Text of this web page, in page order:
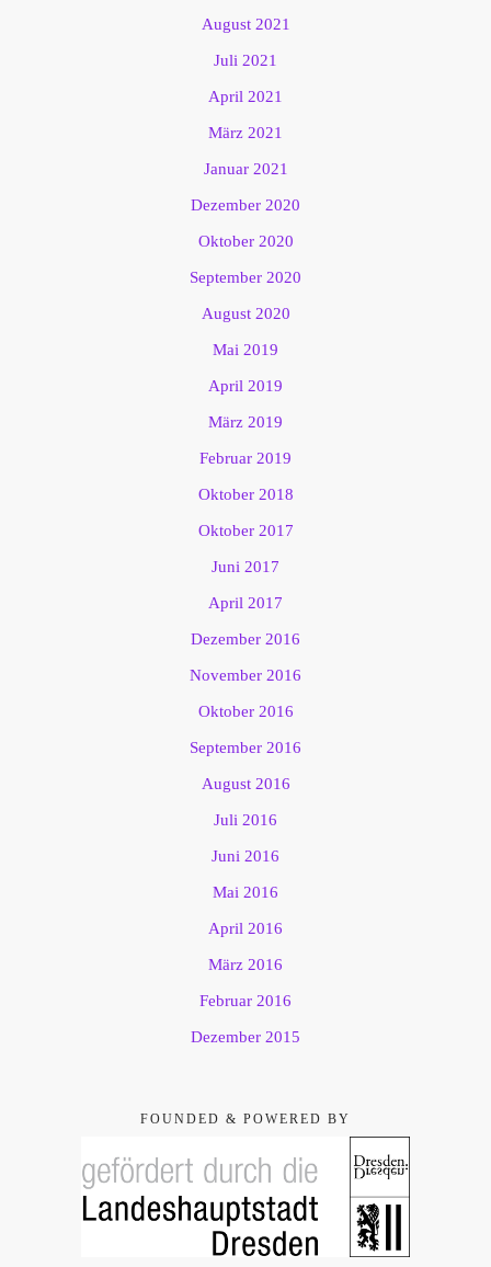
August 2021
Juli 2021
April 2021
März 2021
Januar 2021
Dezember 2020
Oktober 2020
September 2020
August 2020
Mai 2019
April 2019
März 2019
Februar 2019
Oktober 2018
Oktober 2017
Juni 2017
April 2017
Dezember 2016
November 2016
Oktober 2016
September 2016
August 2016
Juli 2016
Juni 2016
Mai 2016
April 2016
März 2016
Februar 2016
Dezember 2015
FOUNDED & POWERED BY